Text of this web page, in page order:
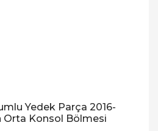
Yedek Parça 2016-
Orta Konsol Bölmesi